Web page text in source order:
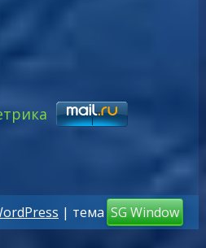
| темаSG Window